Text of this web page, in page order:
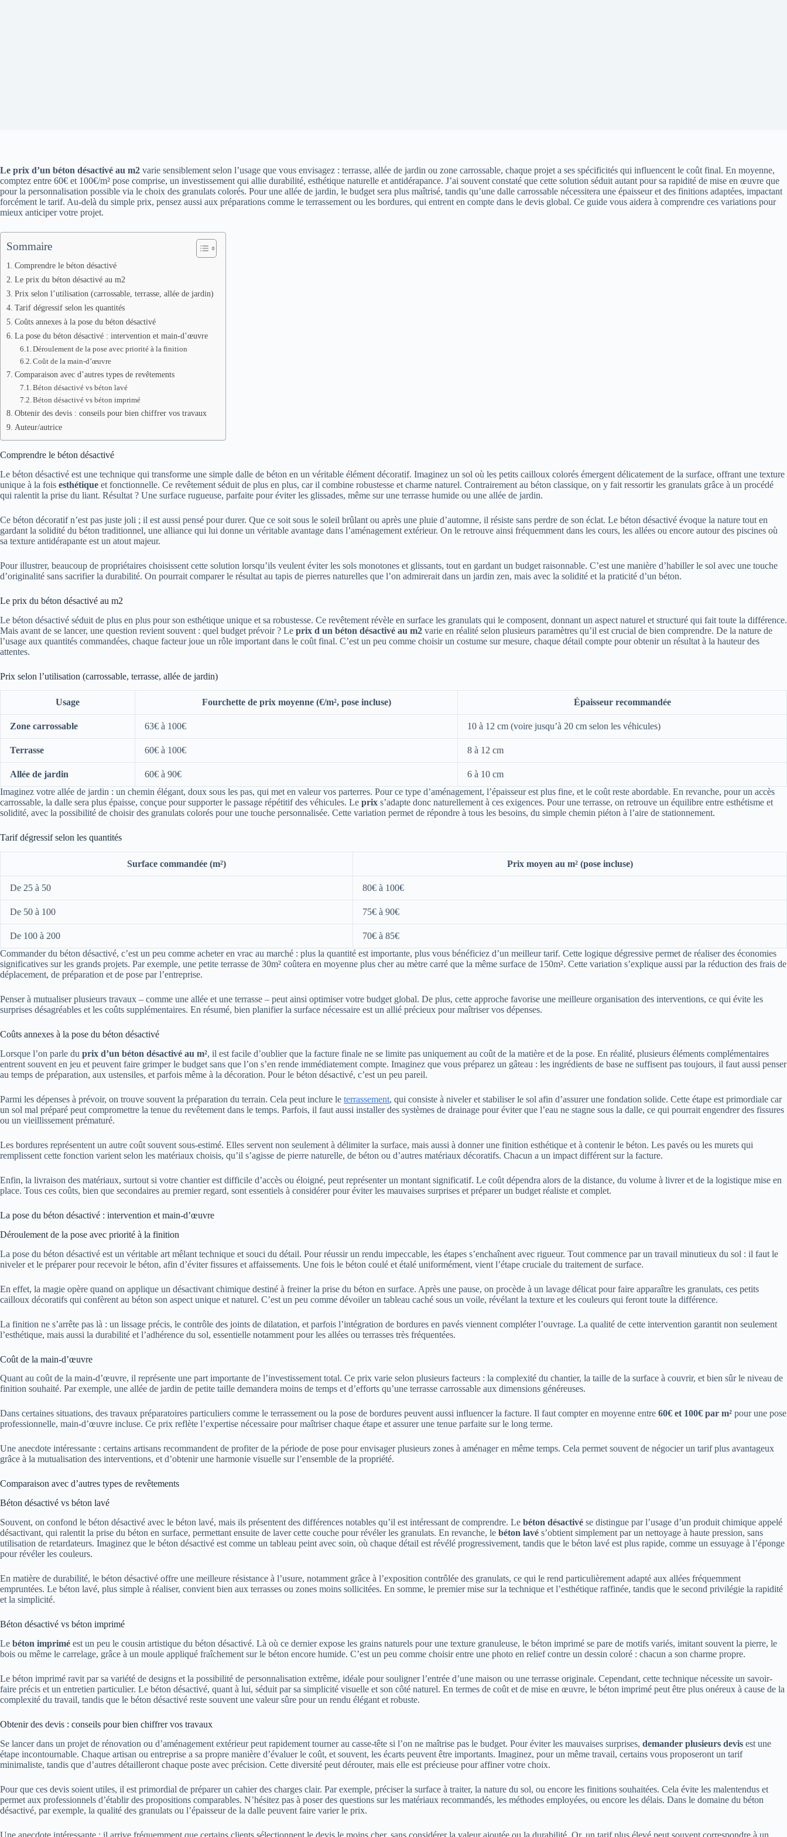
Le prix d’un béton désactivé au m2 varie sensiblement selon l’usage que vous envisagez : terrasse, allée de jardin ou zone carrossable, chaque projet a ses spécificités qui influencent le coût final. En moyenne,
comptez entre 60€ et 100€/m² pose comprise, un investissement qui allie durabilité, esthétique naturelle et antidérapance. J’ai souvent constaté que cette solution séduit autant pour sa rapidité de mise en œuvre que
pour la personnalisation possible via le choix des granulats colorés. Pour une allée de jardin, le budget sera plus maîtrisé, tandis qu’une dalle carrossable nécessitera une épaisseur et des finitions adaptées, impactant
forcément le tarif. Au-delà du simple prix, pensez aussi aux préparations comme le terrassement ou les bordures, qui entrent en compte dans le devis global. Ce guide vous aidera à comprendre ces variations pour
mieux anticiper votre projet.
Sommaire
Comprendre le béton désactivé
Le prix du béton désactivé au m2
Prix selon l’utilisation (carrossable, terrasse, allée de jardin)
Tarif dégressif selon les quantités
Coûts annexes à la pose du béton désactivé
La pose du béton désactivé : intervention et main-d’œuvre
Déroulement de la pose avec priorité à la finition
Coût de la main-d’œuvre
Comparaison avec d’autres types de revêtements
Béton désactivé vs béton lavé
Béton désactivé vs béton imprimé
Obtenir des devis : conseils pour bien chiffrer vos travaux
Auteur/autrice
Comprendre le béton désactivé
Le béton désactivé est une technique qui transforme une simple dalle de béton en un véritable élément décoratif. Imaginez un sol où les petits cailloux colorés émergent délicatement de la surface, offrant une texture
unique à la fois esthétique et fonctionnelle. Ce revêtement séduit de plus en plus, car il combine robustesse et charme naturel. Contrairement au béton classique, on y fait ressortir les granulats grâce à un procédé
qui ralentit la prise du liant. Résultat ? Une surface rugueuse, parfaite pour éviter les glissades, même sur une terrasse humide ou une allée de jardin.
Ce béton décoratif n’est pas juste joli ; il est aussi pensé pour durer. Que ce soit sous le soleil brûlant ou après une pluie d’automne, il résiste sans perdre de son éclat. Le béton désactivé évoque la nature tout en
gardant la solidité du béton traditionnel, une alliance qui lui donne un véritable avantage dans l’aménagement extérieur. On le retrouve ainsi fréquemment dans les cours, les allées ou encore autour des piscines où
sa texture antidérapante est un atout majeur.
Pour illustrer, beaucoup de propriétaires choisissent cette solution lorsqu’ils veulent éviter les sols monotones et glissants, tout en gardant un budget raisonnable. C’est une manière d’habiller le sol avec une touche
d’originalité sans sacrifier la durabilité. On pourrait comparer le résultat au tapis de pierres naturelles que l’on admirerait dans un jardin zen, mais avec la solidité et la praticité d’un béton.
Le prix du béton désactivé au m2
Le béton désactivé séduit de plus en plus pour son esthétique unique et sa robustesse. Ce revêtement révèle en surface les granulats qui le composent, donnant un aspect naturel et structuré qui fait toute la différence.
Mais avant de se lancer, une question revient souvent : quel budget prévoir ? Le prix d un béton désactivé au m2 varie en réalité selon plusieurs paramètres qu’il est crucial de bien comprendre. De la nature de
l’usage aux quantités commandées, chaque facteur joue un rôle important dans le coût final. C’est un peu comme choisir un costume sur mesure, chaque détail compte pour obtenir un résultat à la hauteur des
attentes.
Prix selon l’utilisation (carrossable, terrasse, allée de jardin)
Usage Fourchette de prix moyenne (€/m², pose incluse) Épaisseur recommandée
Zone carrossable 63€ à 100€ 10 à 12 cm (voire jusqu’à 20 cm selon les véhicules)
Terrasse 60€ à 100€ 8 à 12 cm
Allée de jardin 60€ à 90€
6 à 10 cm
Imaginez votre allée de jardin : un chemin élégant, doux sous les pas, qui met en valeur vos parterres. Pour ce type d’aménagement, l’épaisseur est plus fine, et le coût reste abordable. En revanche, pour un accès
carrossable, la dalle sera plus épaisse, conçue pour supporter le passage répétitif des véhicules. Le prix s’adapte donc naturellement à ces exigences. Pour une terrasse, on retrouve un équilibre entre esthétisme et
solidité, avec la possibilité de choisir des granulats colorés pour une touche personnalisée. Cette variation permet de répondre à tous les besoins, du simple chemin piéton à l’aire de stationnement.
Tarif dégressif selon les quantités
Surface commandée (m²) Prix moyen au m² (pose incluse)
De 25 à 50 80€ à 100€
De 50 à 100 75€ à 90€
De 100 à 200
70€ à 85€
Commander du béton désactivé, c’est un peu comme acheter en vrac au marché : plus la quantité est importante, plus vous bénéficiez d’un meilleur tarif. Cette logique dégressive permet de réaliser des économies
significatives sur les grands projets. Par exemple, une petite terrasse de 30m² coûtera en moyenne plus cher au mètre carré que la même surface de 150m². Cette variation s’explique aussi par la réduction des frais de
déplacement, de préparation et de pose par l’entreprise.
Penser à mutualiser plusieurs travaux – comme une allée et une terrasse – peut ainsi optimiser votre budget global. De plus, cette approche favorise une meilleure organisation des interventions, ce qui évite les
surprises désagréables et les coûts supplémentaires. En résumé, bien planifier la surface nécessaire est un allié précieux pour maîtriser vos dépenses.
Coûts annexes à la pose du béton désactivé
Lorsque l’on parle du prix d’un béton désactivé au m², il est facile d’oublier que la facture finale ne se limite pas uniquement au coût de la matière et de la pose. En réalité, plusieurs éléments complémentaires
entrent souvent en jeu et peuvent faire grimper le budget sans que l’on s’en rende immédiatement compte. Imaginez que vous préparez un gâteau : les ingrédients de base ne suffisent pas toujours, il faut aussi penser
au temps de préparation, aux ustensiles, et parfois même à la décoration. Pour le béton désactivé, c’est un peu pareil.
Parmi les dépenses à prévoir, on trouve souvent la préparation du terrain. Cela peut inclure le terrassement, qui consiste à niveler et stabiliser le sol afin d’assurer une fondation solide. Cette étape est primordiale car
un sol mal préparé peut compromettre la tenue du revêtement dans le temps. Parfois, il faut aussi installer des systèmes de drainage pour éviter que l’eau ne stagne sous la dalle, ce qui pourrait engendrer des fissures
ou un vieillissement prématuré.
Les bordures représentent un autre coût souvent sous-estimé. Elles servent non seulement à délimiter la surface, mais aussi à donner une finition esthétique et à contenir le béton. Les pavés ou les murets qui
remplissent cette fonction varient selon les matériaux choisis, qu’il s’agisse de pierre naturelle, de béton ou d’autres matériaux décoratifs. Chacun a un impact différent sur la facture.
Enfin, la livraison des matériaux, surtout si votre chantier est difficile d’accès ou éloigné, peut représenter un montant significatif. Le coût dépendra alors de la distance, du volume à livrer et de la logistique mise en
place. Tous ces coûts, bien que secondaires au premier regard, sont essentiels à considérer pour éviter les mauvaises surprises et préparer un budget réaliste et complet.
La pose du béton désactivé : intervention et main-d’œuvre
Déroulement de la pose avec priorité à la finition
La pose du béton désactivé est un véritable art mêlant technique et souci du détail. Pour réussir un rendu impeccable, les étapes s’enchaînent avec rigueur. Tout commence par un travail minutieux du sol : il faut le
niveler et le préparer pour recevoir le béton, afin d’éviter fissures et affaissements. Une fois le béton coulé et étalé uniformément, vient l’étape cruciale du traitement de surface.
En effet, la magie opère quand on applique un désactivant chimique destiné à freiner la prise du béton en surface. Après une pause, on procède à un lavage délicat pour faire apparaître les granulats, ces petits
cailloux décoratifs qui confèrent au béton son aspect unique et naturel. C’est un peu comme dévoiler un tableau caché sous un voile, révélant la texture et les couleurs qui feront toute la différence.
La finition ne s’arrête pas là : un lissage précis, le contrôle des joints de dilatation, et parfois l’intégration de bordures en pavés viennent compléter l’ouvrage. La qualité de cette intervention garantit non seulement
l’esthétique, mais aussi la durabilité et l’adhérence du sol, essentielle notamment pour les allées ou terrasses très fréquentées.
Coût de la main-d’œuvre
Quant au coût de la main-d’œuvre, il représente une part importante de l’investissement total. Ce prix varie selon plusieurs facteurs : la complexité du chantier, la taille de la surface à couvrir, et bien sûr le niveau de
finition souhaité. Par exemple, une allée de jardin de petite taille demandera moins de temps et d’efforts qu’une terrasse carrossable aux dimensions généreuses.
Dans certaines situations, des travaux préparatoires particuliers comme le terrassement ou la pose de bordures peuvent aussi influencer la facture. Il faut compter en moyenne entre 60€ et 100€ par m² pour une pose
professionnelle, main-d’œuvre incluse. Ce prix reflète l’expertise nécessaire pour maîtriser chaque étape et assurer une tenue parfaite sur le long terme.
Une anecdote intéressante : certains artisans recommandent de profiter de la période de pose pour envisager plusieurs zones à aménager en même temps. Cela permet souvent de négocier un tarif plus avantageux
grâce à la mutualisation des interventions, et d’obtenir une harmonie visuelle sur l’ensemble de la propriété.
Comparaison avec d’autres types de revêtements
Béton désactivé vs béton lavé
Souvent, on confond le béton désactivé avec le béton lavé, mais ils présentent des différences notables qu’il est intéressant de comprendre. Le béton désactivé se distingue par l’usage d’un produit chimique appelé
désactivant, qui ralentit la prise du béton en surface, permettant ensuite de laver cette couche pour révéler les granulats. En revanche, le béton lavé s’obtient simplement par un nettoyage à haute pression, sans
utilisation de retardateurs. Imaginez que le béton désactivé est comme un tableau peint avec soin, où chaque détail est révélé progressivement, tandis que le béton lavé est plus rapide, comme un essuyage à l’éponge
pour révéler les couleurs.
En matière de durabilité, le béton désactivé offre une meilleure résistance à l’usure, notamment grâce à l’exposition contrôlée des granulats, ce qui le rend particulièrement adapté aux allées fréquemment
empruntées. Le béton lavé, plus simple à réaliser, convient bien aux terrasses ou zones moins sollicitées. En somme, le premier mise sur la technique et l’esthétique raffinée, tandis que le second privilégie la rapidité
et la simplicité.
Béton désactivé vs béton imprimé
Le béton imprimé est un peu le cousin artistique du béton désactivé. Là où ce dernier expose les grains naturels pour une texture granuleuse, le béton imprimé se pare de motifs variés, imitant souvent la pierre, le
bois ou même le carrelage, grâce à un moule appliqué fraîchement sur le béton encore humide. C’est un peu comme choisir entre une photo en relief contre un dessin coloré : chacun a son charme propre.
Le béton imprimé ravit par sa variété de designs et la possibilité de personnalisation extrême, idéale pour souligner l’entrée d’une maison ou une terrasse originale. Cependant, cette technique nécessite un savoir-
faire précis et un entretien particulier. Le béton désactivé, quant à lui, séduit par sa simplicité visuelle et son côté naturel. En termes de coût et de mise en œuvre, le béton imprimé peut être plus onéreux à cause de la
complexité du travail, tandis que le béton désactivé reste souvent une valeur sûre pour un rendu élégant et robuste.
Obtenir des devis : conseils pour bien chiffrer vos travaux
Se lancer dans un projet de rénovation ou d’aménagement extérieur peut rapidement tourner au casse-tête si l’on ne maîtrise pas le budget. Pour éviter les mauvaises surprises, demander plusieurs devis est une
étape incontournable. Chaque artisan ou entreprise a sa propre manière d’évaluer le coût, et souvent, les écarts peuvent être importants. Imaginez, pour un même travail, certains vous proposeront un tarif
minimaliste, tandis que d’autres détailleront chaque poste avec précision. Cette diversité peut dérouter, mais elle est précieuse pour affiner votre choix.
Pour que ces devis soient utiles, il est primordial de préparer un cahier des charges clair. Par exemple, préciser la surface à traiter, la nature du sol, ou encore les finitions souhaitées. Cela évite les malentendus et
permet aux professionnels d’établir des propositions comparables. N’hésitez pas à poser des questions sur les matériaux recommandés, les méthodes employées, ou encore les délais. Dans le domaine du béton
désactivé, par exemple, la qualité des granulats ou l’épaisseur de la dalle peuvent faire varier le prix.
Une anecdote intéressante : il arrive fréquemment que certains clients sélectionnent le devis le moins cher, sans considérer la valeur ajoutée ou la durabilité. Or, un tarif plus élevé peut souvent correspondre à un